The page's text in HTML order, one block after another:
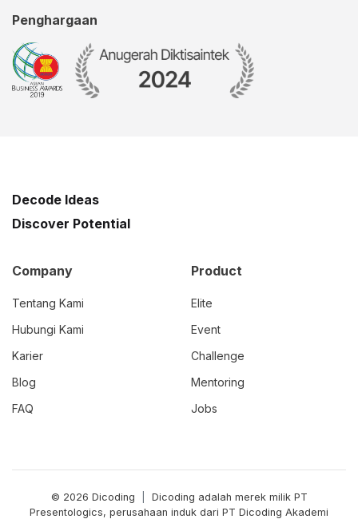
Penghargaan
Decode Ideas
Discover Potential
Company
Tentang Kami
Hubungi Kami
Karier
Blog
FAQ
Product
Elite
Event
Challenge
Mentoring
Jobs
© 2026 Dicoding
Dicoding adalah merek milik PT
Presentologics, perusahaan induk dari PT Dicoding Akademi